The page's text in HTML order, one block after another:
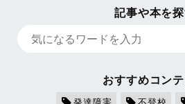
記事や本を
おすすめコン